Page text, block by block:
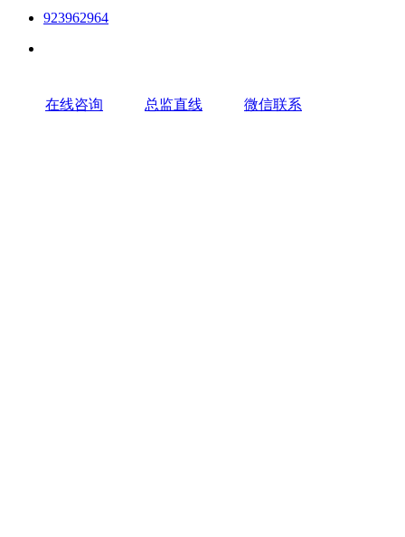
923962964
在线咨询 总监直线 微信联系